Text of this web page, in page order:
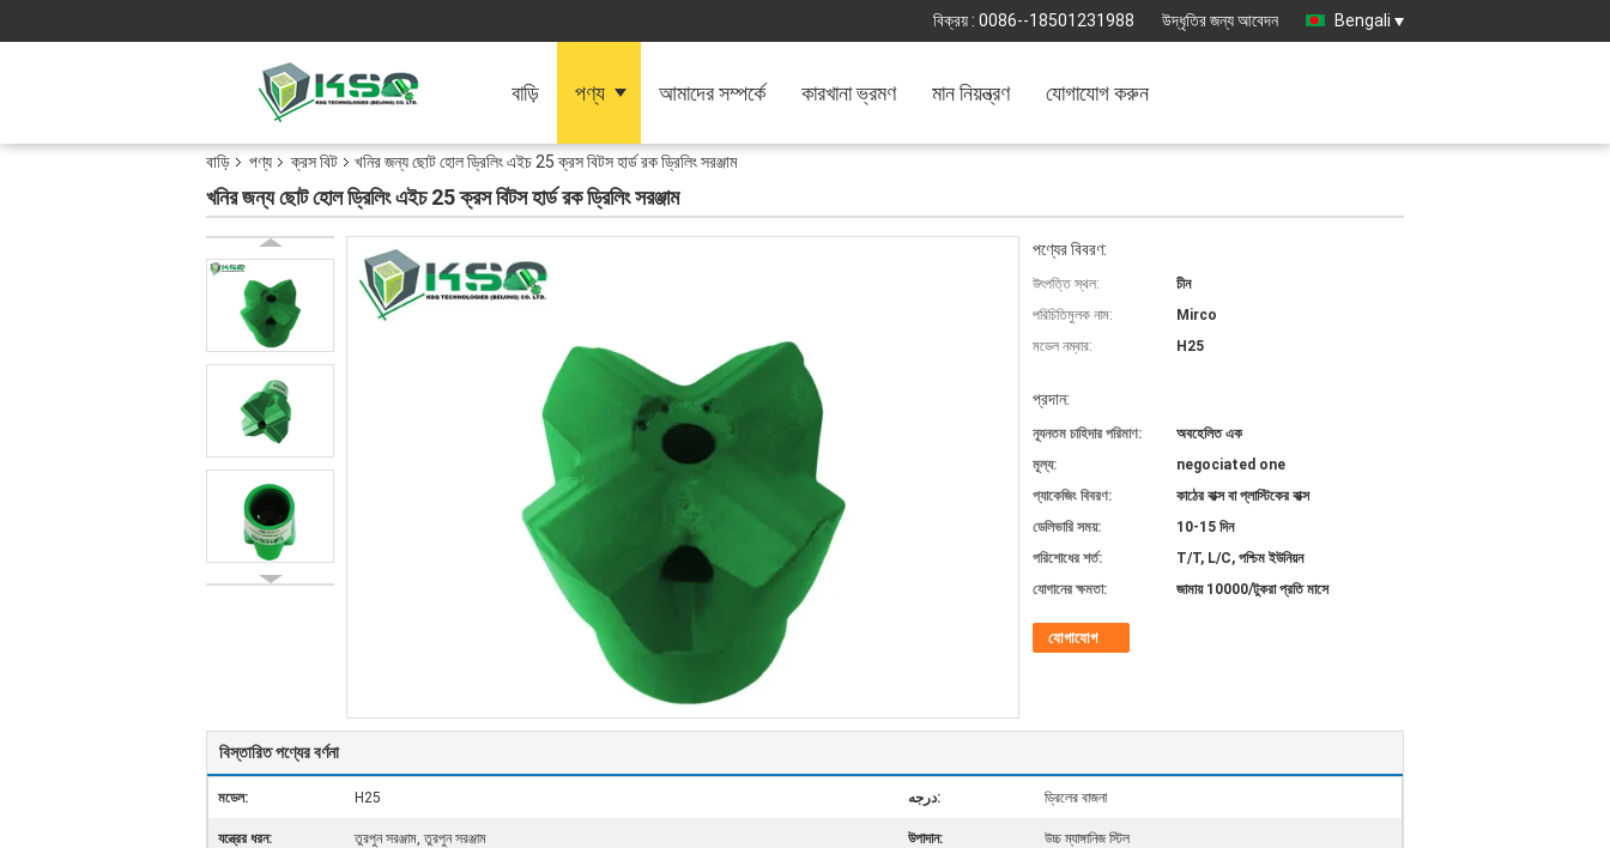
বিক্রয় : 0086--18501231988 উদ্ধৃতির জন্য আবেদন Bengali
বাড়ি পণ্য আমাদের সম্পর্কে কারখানা ভ্রমণ মান নিয়ন্ত্রণ যোগাযোগ করুন
বাড়ি পণ্য ক্রস বিট খনির জন্য ছোট হোল ড্রিলিং এইচ 25 ক্রস বিটস হার্ড রক ড্রিলিং সরঞ্জাম
খনির জন্য ছোট হোল ড্রিলিং এইচ 25 ক্রস বিটস হার্ড রক ড্রিলিং সরঞ্জাম
পণ্যের বিবরণ:
উৎপত্তি স্থল:
চীন
পরিচিতিমুলক নাম:
Mirco
মডেল নম্বার:
H25
প্রদান:
ন্যূনতম চাহিদার পরিমাণ:
অবহেলিত এক
মূল্য:
negociated one
প্যাকেজিং বিবরণ:
কাঠের বাক্স বা প্লাস্টিকের বাক্স
ডেলিভারি সময়:
10-15 দিন
পরিশোধের শর্ত:
T/T, L/C, পশ্চিম ইউনিয়ন
যোগানের ক্ষমতা:
জামায় 10000/টুকরা প্রতি মাসে
যোগাযোগ
বিস্তারিত পণ্যের বর্ণনা
মডেল: H25 درجه: ড্রিলের বাজনা
যন্ত্রের ধরন: তুরপুন সরঞ্জাম, তুরপুন সরঞ্জাম উপাদান: উচ্চ ম্যাঙ্গানিজ স্টিল